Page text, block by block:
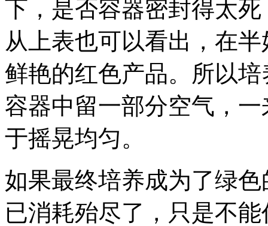
下，是否容器密封得太
从上表也可以看出，在
鲜艳的红色产品。所以
容器中留一部分空气，
于摇晃均匀。
如果最终培养成为了绿
已消耗殆尽了，只是不